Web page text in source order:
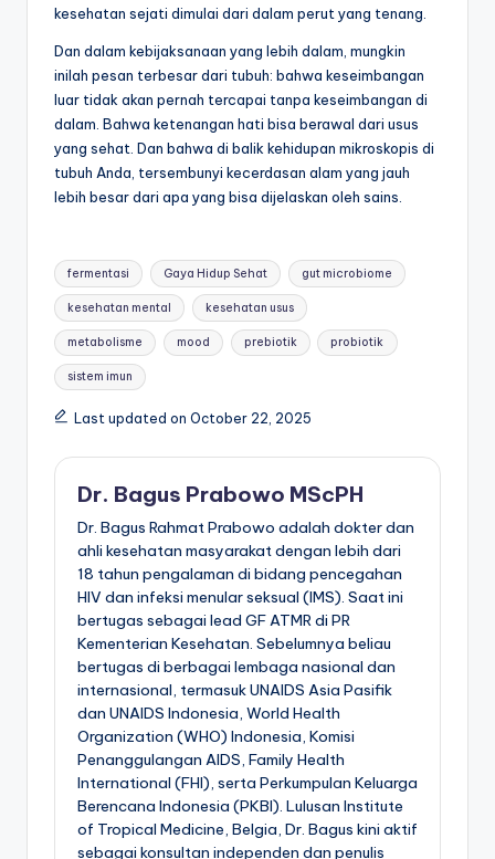
kesehatan sejati dimulai dari dalam perut yang tenang.
Dan dalam kebijaksanaan yang lebih dalam, mungkin
inilah pesan terbesar dari tubuh: bahwa keseimbangan
luar tidak akan pernah tercapai tanpa keseimbangan di
dalam. Bahwa ketenangan hati bisa berawal dari usus
yang sehat. Dan bahwa di balik kehidupan mikroskopis di
tubuh Anda, tersembunyi kecerdasan alam yang jauh
lebih besar dari apa yang bisa dijelaskan oleh sains.
Tags:
fermentasi Gaya Hidup Sehat gut microbiome
kesehatan mental kesehatan usus
metabolisme mood prebiotik probiotik
sistem imun
Last updated on October 22, 2025
Dr. Bagus Prabowo MScPH
Dr. Bagus Rahmat Prabowo adalah dokter dan
ahli kesehatan masyarakat dengan lebih dari
18 tahun pengalaman di bidang pencegahan
HIV dan infeksi menular seksual (IMS). Saat ini
bertugas sebagai lead GF ATMR di PR
Kementerian Kesehatan. Sebelumnya beliau
bertugas di berbagai lembaga nasional dan
internasional, termasuk UNAIDS Asia Pasifik
dan UNAIDS Indonesia, World Health
Organization (WHO) Indonesia, Komisi
Penanggulangan AIDS, Family Health
International (FHI), serta Perkumpulan Keluarga
Berencana Indonesia (PKBI). Lulusan Institute
of Tropical Medicine, Belgia, Dr. Bagus kini aktif
sebagai konsultan independen dan penulis